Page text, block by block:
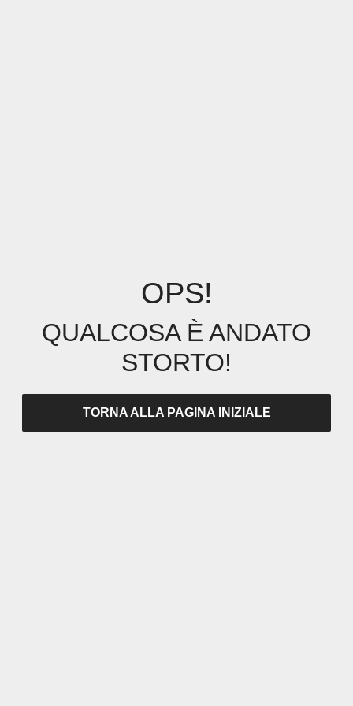
OPS!
QUALCOSA È ANDATO
STORTO!
TORNA ALLA PAGINA INIZIALE